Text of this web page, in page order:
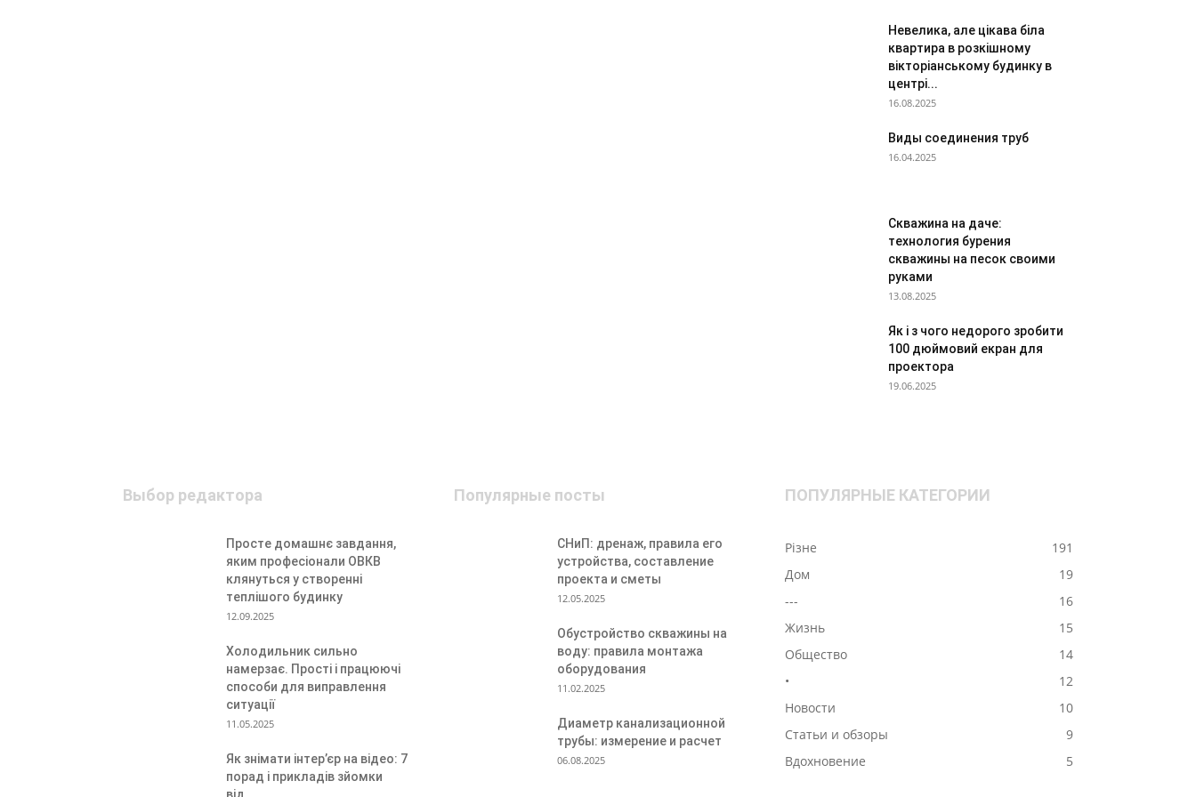
Невелика, але цікава біла
квартира в розкішному
вікторіанському будинку в
центрі...
16.08.2025
Виды соединения труб
16.04.2025
Скважина на даче:
технология бурения
скважины на песок своими
руками
13.08.2025
Як і з чого недорого зробити
100 дюймовий екран для
проектора
19.06.2025
Выбор редактора
Просте домашнє завдання,
яким професіонали ОВКВ
клянуться у створенні
теплішого будинку
12.09.2025
Холодильник сильно
намерзає. Прості і працюючі
способи для виправлення
ситуації
11.05.2025
Як знімати інтер’єр на відео: 7
порад і прикладів зйомки
Популярные посты
СНиП: дренаж, правила его
устройства, составление
проекта и сметы
12.05.2025
Обустройство скважины на
воду: правила монтажа
оборудования
11.02.2025
Диаметр канализационной
трубы: измерение и расчет
06.08.2025
ПОПУЛЯРНЫЕ КАТЕГОРИИ
Різне
191
Дом
19
---
16
Жизнь
15
Общество
14
•
12
Новости
10
Статьи и обзоры
9
Вдохновение
5